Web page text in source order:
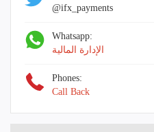
@ifx_payments
Whatsapp:
الإدارة المالية
Phones:
Call Back